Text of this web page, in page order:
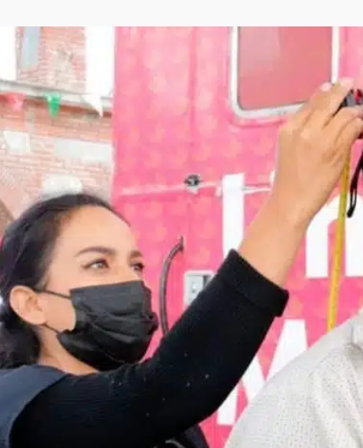
Se normaliza la circulación vehicular a la
altura del puente Templadera, San Pedro
Tapanatepec
22 octubre 2024
Sanciona Municipio de
Juárez caso de maltrato